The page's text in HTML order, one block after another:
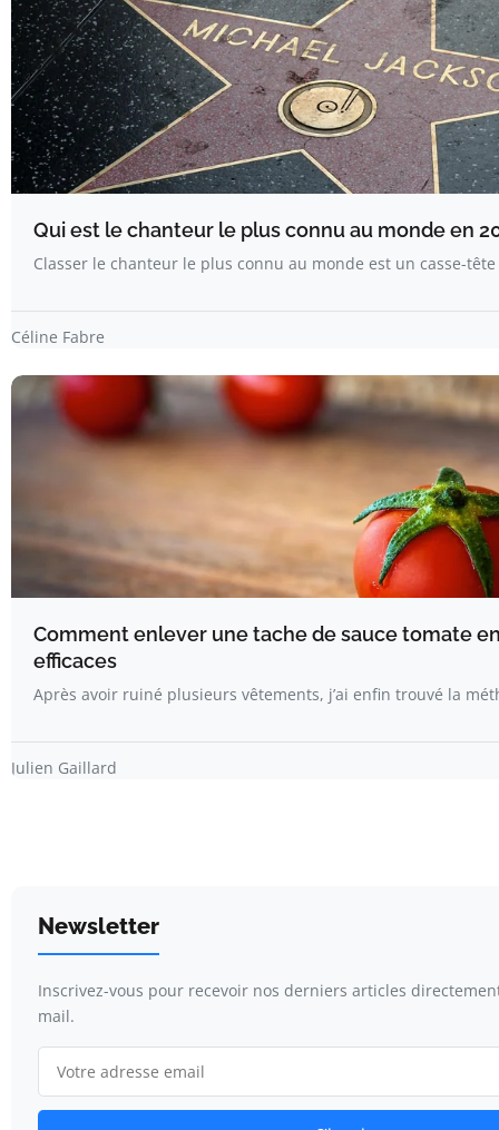
Qui est le chanteur le plus connu au monde en
Classer le chanteur le plus connu au monde est un casse-
Céline Fabre
Comment enlever une tache de sauce tomate
efficaces
Après avoir ruiné plusieurs vêtements, j’ai enfin trouvé la
Julien Gaillard
Newsletter
Inscrivez-vous pour recevoir nos derniers articles
mail.